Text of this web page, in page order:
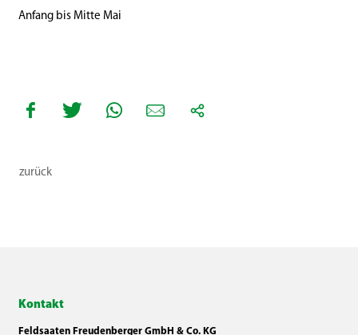
Anfang bis Mitte Mai
zurück
Kontakt
Feldsaaten Freudenberger GmbH & Co. KG